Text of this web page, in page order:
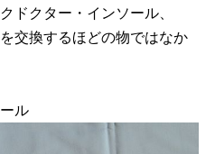
ドクター・インソール、
交換するほどの物ではなか
ル